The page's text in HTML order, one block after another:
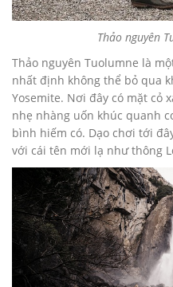
Thảo nguyên
Thảo nguyên Tuolumne là
nhất định không thể bỏ qua
Yosemite. Nơi đây có mặt cỏ
nhẹ nhàng uốn khúc quanh
bình hiếm có. Dạo chơi tới
với cái tên mới lạ như thông